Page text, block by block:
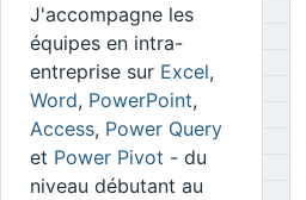
J'accompagne les
équipes en intra-
entreprise sur Excel,
Word, PowerPoint,
Access, Power Query
et Power Pivot - du
niveau débutant au